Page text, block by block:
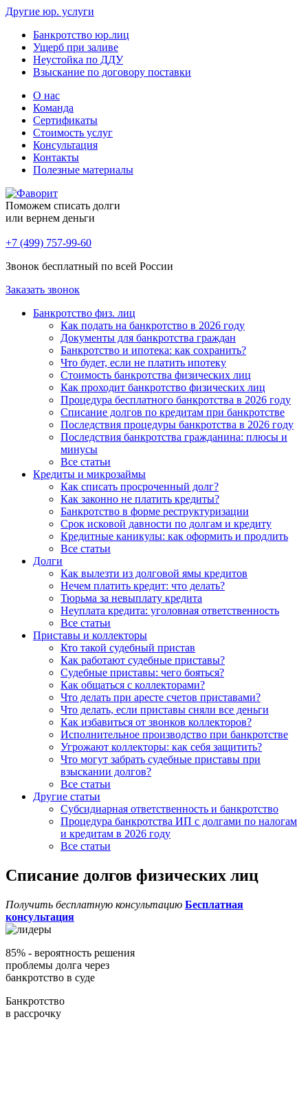
Другие юр. услуги
Банкротство юр.лиц
Ущерб при заливе
Неустойка по ДДУ
Взыскание по договору поставки
О нас
Команда
Сертификаты
Стоимость услуг
Консультация
Контакты
Полезные материалы
Поможем списать долги
или вернем деньги
+7 (499) 757-99-60
Звонок бесплатный по всей России
Заказать звонок
Банкротство физ. лиц
Как подать на банкротство в 2026 году
Документы для банкротства граждан
Банкротство и ипотека: как сохранить?
Что будет, если не платить ипотеку
Стоимость банкротства физических лиц
Как проходит банкротство физических лиц
Процедура бесплатного банкротства в 2026 году
Списание долгов по кредитам при банкротстве
Последствия процедуры банкротства в 2026 году
Последствия банкротства гражданина: плюсы и
минусы
Все статьи
Кредиты и микрозаймы
Как списать просроченный долг?
Как законно не платить кредиты?
Банкротство в форме реструктуризации
Срок исковой давности по долгам и кредиту
Кредитные каникулы: как оформить и продлить
Все статьи
Долги
Как вылезти из долговой ямы кредитов
Нечем платить кредит: что делать?
Тюрьма за невыплату кредита
Неуплата кредита: уголовная ответственность
Все статьи
Приставы и коллекторы
Кто такой судебный пристав
Как работают судебные приставы?
Судебные приставы: чего бояться?
Как общаться с коллекторами?
Что делать при аресте счетов приставами?
Что делать, если приставы сняли все деньги
Как избавиться от звонков коллекторов?
Исполнительное производство при банкротстве
Угрожают коллекторы: как себя защитить?
Что могут забрать судебные приставы при
взыскании долгов?
Все статьи
Другие статьи
Субсидиарная ответственность и банкротство
Процедура банкротства ИП с долгами по налогам
и кредитам в 2026 году
Все статьи
Списание долгов физических лиц
Получить бесплатную консультацию Бесплатная
консультация
85% - вероятность решения
проблемы долга через
банкротство в суде
Банкротство
в рассрочку